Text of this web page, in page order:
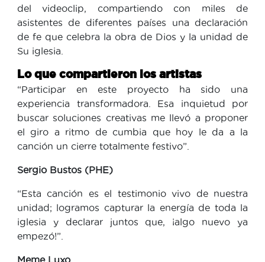
del videoclip, compartiendo con miles de
asistentes de diferentes países una declaración
de fe que celebra la obra de Dios y la unidad de
Su iglesia.
Lo que compartieron los artistas
“Participar en este proyecto ha sido una
experiencia transformadora. Esa inquietud por
buscar soluciones creativas me llevó a proponer
el giro a ritmo de cumbia que hoy le da a la
canción un cierre totalmente festivo”.
Sergio Bustos (PHE)
“Esta canción es el testimonio vivo de nuestra
unidad; logramos capturar la energía de toda la
iglesia y declarar juntos que, ¡algo nuevo ya
empezó!”.
Meme Luxo